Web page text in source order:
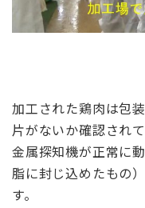
加工された鶏肉は包
片がないか確認されて
金属探知機が正常に
脂に封じ込めたもの
す。